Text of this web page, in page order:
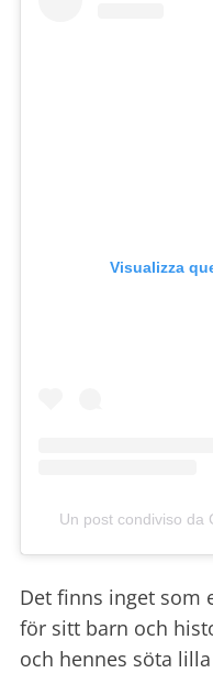
Visualizza
Un post condiviso da
Det finns inget som
för sitt barn och
och hennes söta